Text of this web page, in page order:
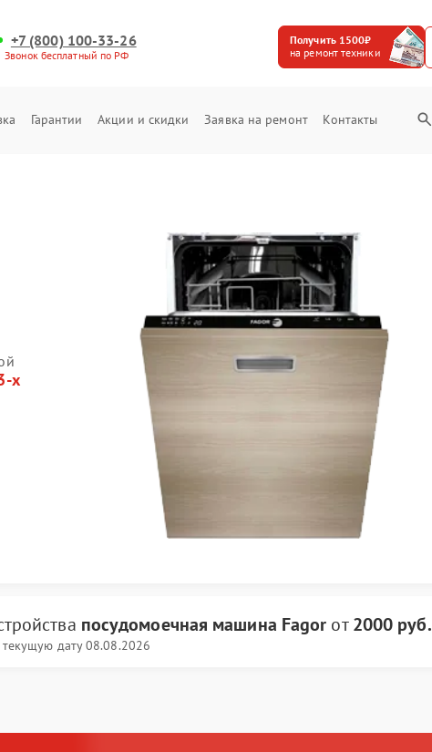
+7 (800) 100-33-26
Звонок бесплатный по РФ
Получить 1500₽
на ремонт техники
Гарантии Акции и скидки Заявка на ремонт Контакты
х
посудомоечная машина Fagor от2000 руб.
дату 08.08.2026